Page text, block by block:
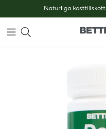
Naturliga kosttillskott